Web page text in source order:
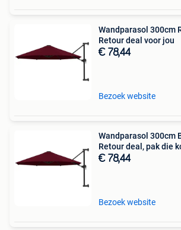
Wandparasol 300cm
Retour deal voor jou
€ 78,44
Bezoek website
Wandparasol 300cm
Retour deal, pak die
€ 78,44
Bezoek website